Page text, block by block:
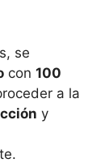
se
con 100
a la
y